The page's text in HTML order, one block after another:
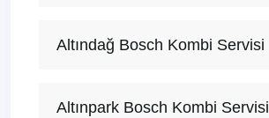
Altındağ Bosch Kombi Servisi
Altınpark Bosch Kombi Servisi